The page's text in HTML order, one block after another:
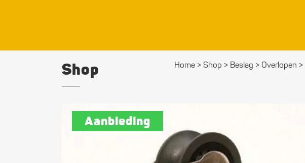
Shop Home > Shop > Beslag > Overlopen >
Aanbieding